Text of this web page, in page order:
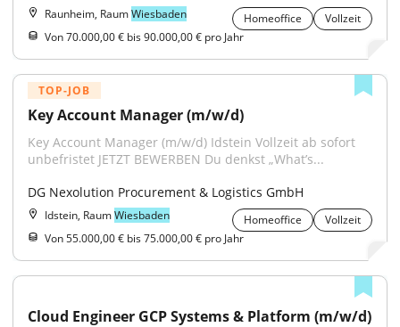
Raunheim, RaumWiesbaden Homeoffice
Vollzeit
Von 70.000,00 € bis 90.000,00 € pro Jahr
TOP-JOB
Key Account Manager (m/w/d)
Key Account Manager (m/w/d) Idstein Vollzeit ab sofort
unbefristet JETZT BEWERBEN Du denkst „What’s...
DG Nexolution Procurement & Logistics GmbH
Idstein, RaumWiesbaden Homeoffice
Vollzeit
Von 55.000,00 € bis 75.000,00 € pro Jahr
Cloud Engineer GCP Systems & Platform (m/w/d)